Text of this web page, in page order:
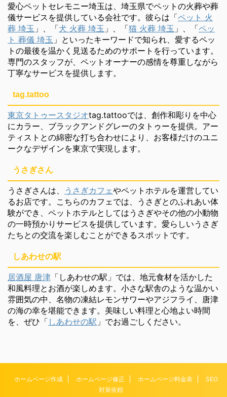
愛心ペットセレモニー埼玉は、埼玉県でペットの火葬や葬
儀サービスを提供している会社です。彼らは「ペット 火
葬 埼玉 」、「犬 火葬 埼玉 」、「猫 火葬 埼玉 」、「ペッ
ト 葬儀 埼玉 」といったキーワードで知られ、愛するペッ
トの最後を温かく見送るためのサポートを行っています。
専門のスタッフが、ペットオーナーの感情を尊重しながら
丁寧なサービスを提供します。
tag.tattoo
東京タトゥースタジオtag.tattooでは、創作和彫りを中心
にカラー、ブラックアンドグレーのタトゥーを提供。アー
ティストとの綿密な打ち合わせにより、お客様だけのユニ
ークなデザインを東京で実現します。
うさぎさん
うさぎさんは、 うさぎカフェやペットホテルを運営してい
るお店です。こちらのカフェでは、うさぎとのふれあい体
験ができ、ペットホテルとしてはうさぎやその他の小動物
の一時預かりサービスを提供しています。愛らしいうさぎ
たちとの交流を楽しむことができるスポットです。
しあわせの駅
居酒屋 唐津 「しあわせの駅」では、地元食材を活かした
和風料理とお酒が楽しめます。小さな駅舎のような温かい
雰囲気の中、名物の凍結レモンサワーやアジフライ、唐津
の海の幸を堪能できます。美味しい料理と心地よい時間
を、ぜひ「 しあわせの駅 」でお過ごしください。
ホームページ作成 ホームページ修正 ホームページ料金表
SEO
対策依頼